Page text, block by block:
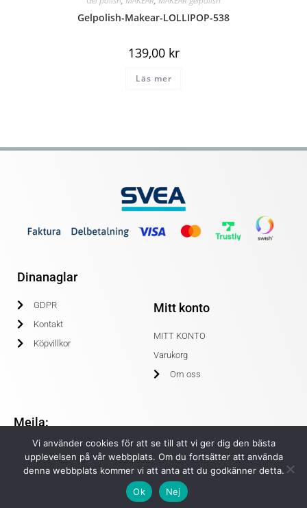
Gelpolish-Makear-LOLLIPOP-538
139,00 kr
Läs mer
Dinanaglar
GDPR
Kontakt
Köpvillkor
Mitt konto
MITT KONTO
Varukorg
Om oss
Mejla:
info@dinanaglar.se
© COPYRIGHT 2020 DINANAGLAR.SE
Vi använder cookies för att se till att vi ger dig den bästa
upplevelsen på vår webbplats. Om du fortsätter att använda
denna webbplats kommer vi att anta att du godkänner detta.
Ok
Nej